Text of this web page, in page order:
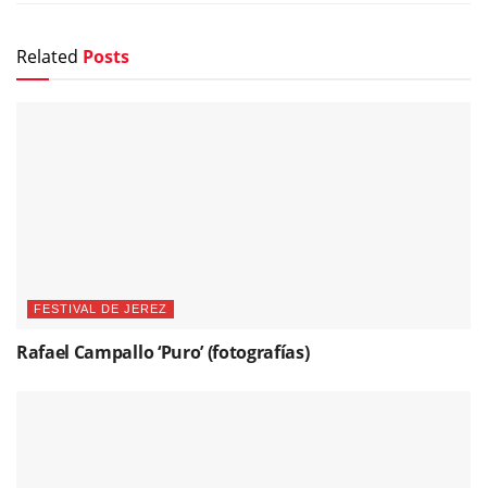
Related Posts
FESTIVAL DE JEREZ
Rafael Campallo ‘Puro’ (fotografías)